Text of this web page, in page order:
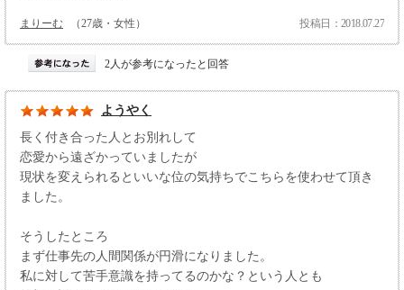
まりーむ （27歳・女性） 投稿日：2018.07.27
2人が参考になったと回答
ようやく
長く付き合った人とお別れして
恋愛から遠ざかっていましたが
現状を変えられるといいな位の気持ちでこちらを使わせて頂き
ました。
そうしたところ
まず仕事先の人間関係が円滑になりました。
私に対して苦手意識を持ってるのかな？という人とも